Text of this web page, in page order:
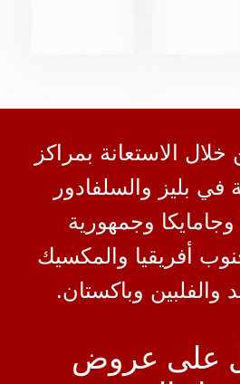
70٪ من خلال الاستعانة بمراكز
في بليز والسلفادور
وجامايكا وجمهورية
أفريقيا والمكسيك
والفلبين وباكستان.
على عروض